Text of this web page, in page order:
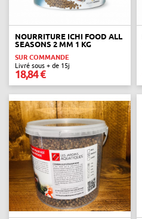
NOURRITURE ICHI FOOD ALL
SEASONS 2 MM 1 KG
SUR COMMANDE
Livré sous + de 15j
18,84 €